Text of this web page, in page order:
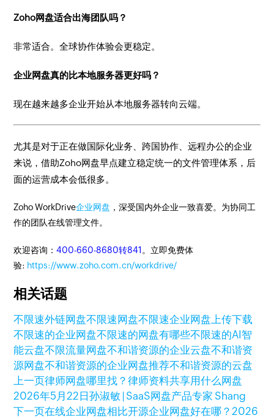
Zoho网盘适合出海团队吗？
非常适合。全球协作体验会更稳定。
企业网盘真的比本地服务器更好吗？
现在越来越多企业开始从本地服务器转向云端。
尤其是对于正在做国际化业务、跨国协作、远程办公的企业
来说，借助Zoho网盘早点建立稳定统一的文件管理体系，后
面的运营成本会低很多。
Zoho WorkDrive企业网盘 ，深受国内外企业一致喜爱。为协同工
作的团队在线管理文件。
欢迎咨询：400-660-8680转841 。立即免费体
验: https://www.zoho.com.cn/workdrive/
相关话题
不限速外链网盘不限速网盘不限速企业网盘上传下载
不限速的企业网盘不限速的网盘有哪些不限速的AI智
能云盘不限流量网盘不和谐资源的企业云盘不和谐资
源网盘不和谐资源的企业网盘推荐不和谐资源的云盘
上一页律师网盘哪里找？律师资料共享用什么网盘
2026年5月22日孙淑敏 | SaaS网盘产品专家 Shang
下一页在线企业网盘相比开源企业网盘好在哪？2026